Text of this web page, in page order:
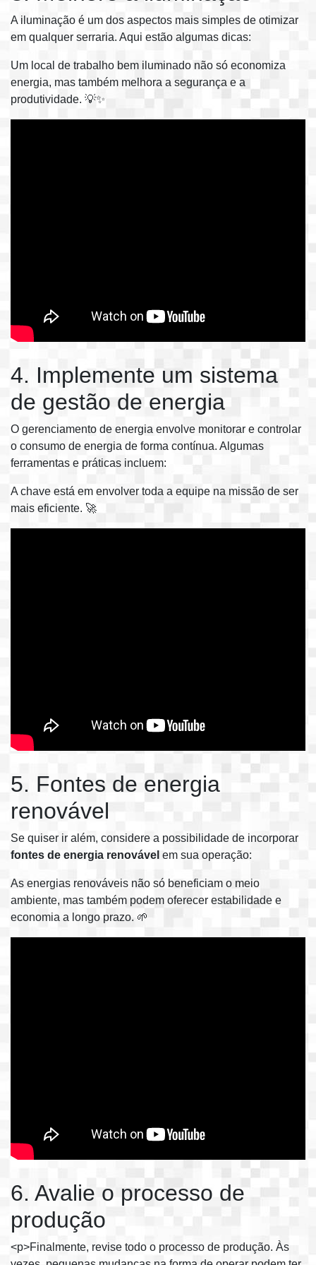
A iluminação é um dos aspectos mais simples de otimizar
em qualquer serraria. Aqui estão algumas dicas:
Um local de trabalho bem iluminado não só economiza
energia, mas também melhora a segurança e a
produtividade. 💡✨
4. Implemente um sistema
de gestão de energia
O gerenciamento de energia envolve monitorar e controlar
o consumo de energia de forma contínua. Algumas
ferramentas e práticas incluem:
A chave está em envolver toda a equipe na missão de ser
mais eficiente. 🚀
5. Fontes de energia
renovável
Se quiser ir além, considere a possibilidade de incorporar
fontes de energia renovável em sua operação:
As energias renováveis não só beneficiam o meio
ambiente, mas também podem oferecer estabilidade e
economia a longo prazo. 🌱
6. Avalie o processo de
produção
<p>Finalmente, revise todo o processo de produção. Às